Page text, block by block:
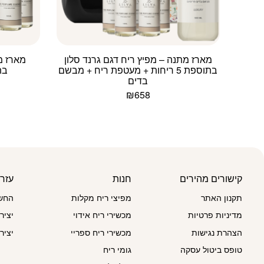
מארז מתנה – מפיץ ריח דגם גרנד סלון
בתוספת 5 ריחות + מעטפת ריח + מבשם
בדים
₪658
לבחור
האפשרויות
בעמוד
המוצר
מארז
קישורים מהירים
תקנון האתר
מדיניות פרטיות
הצהרת נגישות
טופס ביטול עסקה
חנות
מפיצי ריח מקלות
מכשירי ריח אידוי
מכשירי ריח ספריי
גומי ריח